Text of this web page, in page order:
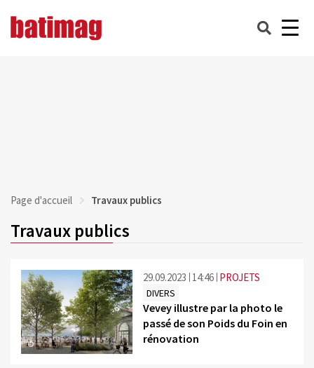
Page d'accueil Travaux publics
Travaux publics
©
29.09.2023 14:46 PROJETS
DIVERS
Vevey illustre par la photo le
passé de son Poids du Foin en
rénovation